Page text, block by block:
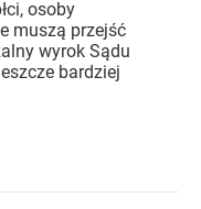
osoby
muszą przejść
wyrok Sądu
bardziej